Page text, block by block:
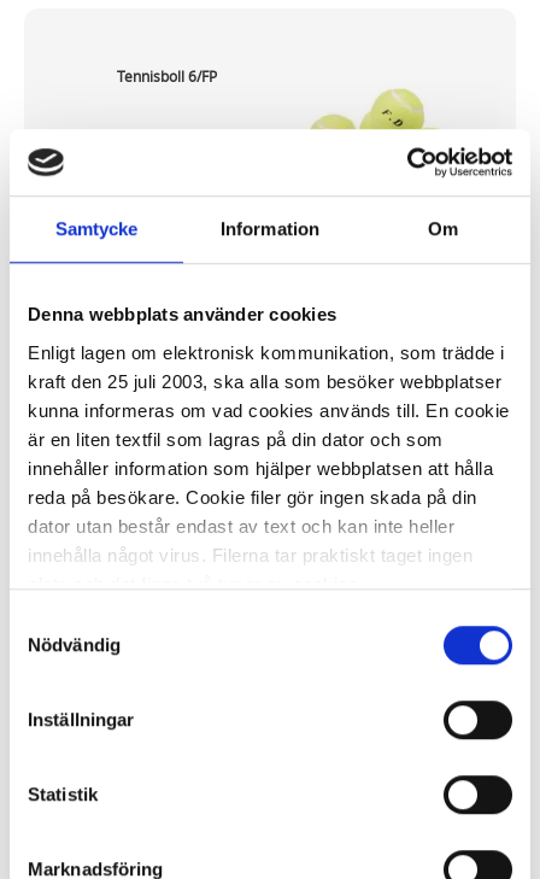
Samtycke Information Om
Denna webbplats använder cookies
Enligt lagen om elektronisk kommunikation, som trädde i
kraft den 25 juli 2003, ska alla som besöker webbplatser
kunna informeras om vad cookies används till. En cookie
är en liten textfil som lagras på din dator och som
innehåller information som hjälper webbplatsen att hålla
reda på besökare. Cookie filer gör ingen skada på din
dator utan består endast av text och kan inte heller
innehålla något virus. Filerna tar praktiskt taget ingen
plats och det finns två typer av cookies.
Den ena typen sparar en fil permanent på din dator,
dessa används för att exempelvis kunna mäta hur du
som besökare rör dig på hemsidan. Detta enbart för att
kunna erbjuda besökaren bättre tjänster och service.
funktioner för detta. Informationen som sparas på din
dator är endast ett unikt nummer utan någon koppling till
Nödvändig
Inställningar
Statistik
Marknadsföring
Tennisboll 6/FP
I lager 143 fp
- + KÖP
Tennisbollar 3/FP
45,32 kr/fp
I lager 41 fp ca 1-2 dagar
-